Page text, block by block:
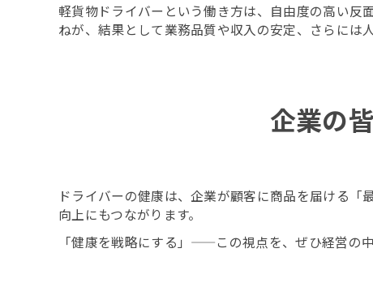
軽貨物ドライバーという働き方は、自由度の高い
ねが、結果として業務品質や収入の安定、さらには
企業の
ドライバーの健康は、企業が顧客に商品を届ける
向上にもつながります。
「健康を戦略にする」——この視点を、ぜひ経営の